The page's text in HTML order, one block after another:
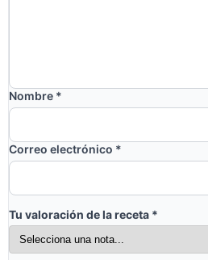
Nombre *
Correo electrónico *
Tu valoración de la receta *